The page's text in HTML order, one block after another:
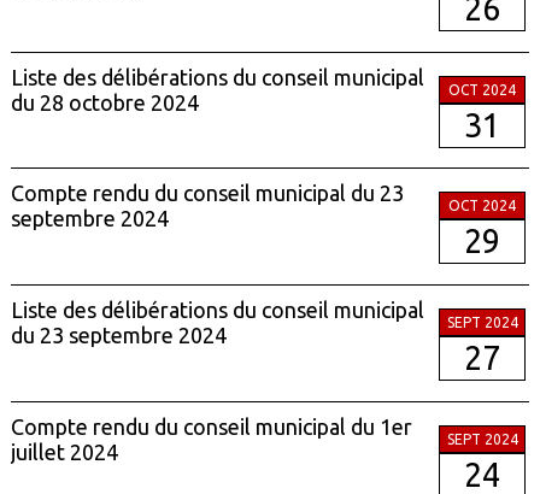
26
Liste des délibérations du conseil municipal
du 28 octobre 2024
OCT 2024
31
Compte rendu du conseil municipal du 23
septembre 2024
OCT 2024
29
Liste des délibérations du conseil municipal
du 23 septembre 2024
SEPT 2024
27
Compte rendu du conseil municipal du 1er
juillet 2024
SEPT 2024
24